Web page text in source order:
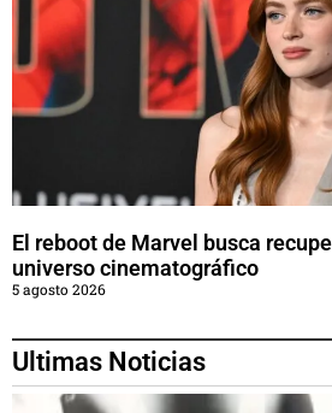
El reboot de Marvel busca
universo cinematográfico
5 agosto 2026
Ultimas Noticias